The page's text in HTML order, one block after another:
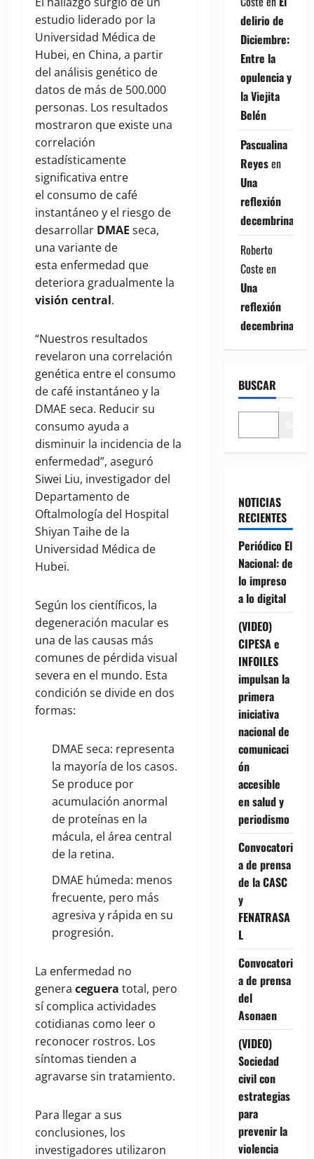
estudio liderado por la
Universidad Médica de
Hubei, en China, a partir
del análisis genético de
datos de más de 500.000
personas. Los resultados
mostraron que existe una
correlación
estadísticamente
significativa entre
el consumo de café
instantáneo y el riesgo de
desarrollar DMAE seca,
una variante de
esta enfermedad que
deteriora gradualmente la
visión central.
“Nuestros resultados
revelaron una correlación
genética entre el consumo
de café instantáneo y la
DMAE seca. Reducir su
consumo ayuda a
disminuir la incidencia de la
enfermedad”, aseguró
Siwei Liu, investigador del
Departamento de
Oftalmología del Hospital
Shiyan Taihe de la
Universidad Médica de
Hubei.
Según los científicos, la
degeneración macular es
una de las causas más
comunes de pérdida visual
severa en el mundo. Esta
condición se divide en dos
formas:
DMAE seca: representa
la mayoría de los casos.
Se produce por
acumulación anormal
de proteínas en la
mácula, el área central
de la retina.
DMAE húmeda: menos
frecuente, pero más
agresiva y rápida en su
progresión.
La enfermedad no
genera ceguera total, pero
sí complica actividades
cotidianas como leer o
reconocer rostros. Los
síntomas tienden a
agravarse sin tratamiento.
Para llegar a sus
conclusiones, los
investigadores utilizaron
delirio de
Diciembre:
Entre la
opulencia y
la Viejita
Belén
Pascualina
Reyesen
Una
reflexión
decembrina
Roberto
Coste en
Una
reflexión
decembrina
BUSCAR
NOTICIAS
RECIENTES
Periódico El
Nacional: de
lo impreso
a lo digital
(VIDEO)
CIPESA e
INFOILES
impulsan la
primera
iniciativa
nacional de
comunicaci
ón
accesible
en salud y
periodismo
Convocatori
a de prensa
de la CASC
y
FENATRASA
L
Convocatori
a de prensa
del
Asonaen
(VIDEO)
Sociedad
civil con
estrategias
para
prevenir la
violencia